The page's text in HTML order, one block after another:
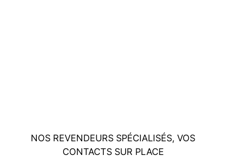
NOS REVENDEURS SPÉCIALISÉS, VOS
CONTACTS SUR PLACE